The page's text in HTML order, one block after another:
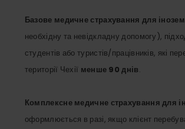
Базове медичне страхування для
необхідну та невідкладну допомогу),
студентів або туристів/працівників, які
території Чехії менше 90 днів.
Комплексне медичне страхування для
оформлюється в разі, якщо клієнт